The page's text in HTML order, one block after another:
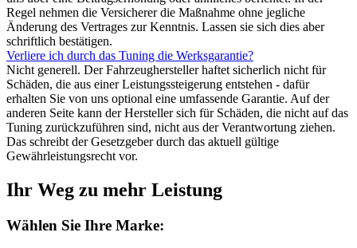
Regel nehmen die Versicherer die Maßnahme ohne jegliche
Änderung des Vertrages zur Kenntnis. Lassen sie sich dies aber
schriftlich bestätigen.
Verliere ich durch das Tuning die Werksgarantie?
Nicht generell. Der Fahrzeughersteller haftet sicherlich nicht für
Schäden, die aus einer Leistungssteigerung entstehen - dafür
erhalten Sie von uns optional eine umfassende Garantie. Auf der
anderen Seite kann der Hersteller sich für Schäden, die nicht auf das
Tuning zurückzuführen sind, nicht aus der Verantwortung ziehen.
Das schreibt der Gesetzgeber durch das aktuell gültige
Gewährleistungsrecht vor.
Ihr Weg zu mehr Leistung
Wählen Sie Ihre Marke: